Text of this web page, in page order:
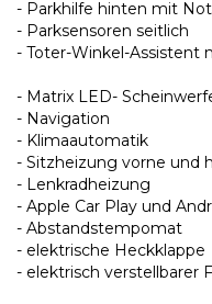
- Parkhilfe hinten mit
- Parksensoren seitlich
- Toter-Winkel-Assistent
- Matrix LED-
- Navigation
- Klimaautomatik
- Sitzheizung vorne und
- Lenkradheizung
- Apple Car Play und
- Abstandstempomat
- elektrische Heckklappe
- elektrisch verstellbarer